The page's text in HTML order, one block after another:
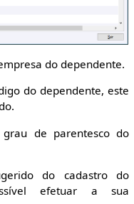
do dependente.
do dependente, este
de parentesco do
do cadastro do
efetuar a sua